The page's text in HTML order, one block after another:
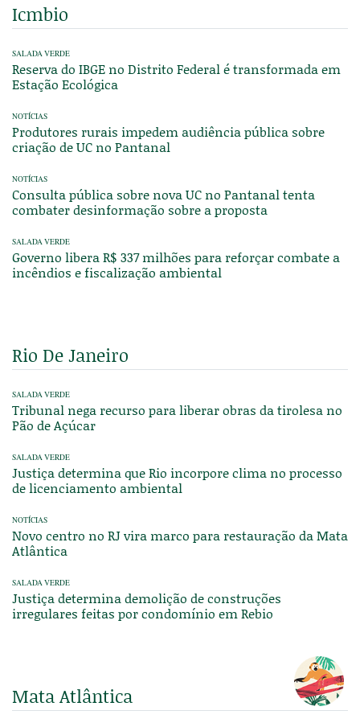
Icmbio
SALADA VERDE
Reserva do IBGE no Distrito Federal é transformada em
Estação Ecológica
NOTÍCIAS
Produtores rurais impedem audiência pública sobre
criação de UC no Pantanal
NOTÍCIAS
Consulta pública sobre nova UC no Pantanal tenta
combater desinformação sobre a proposta
SALADA VERDE
Governo libera R$ 337 milhões para reforçar combate a
incêndios e fiscalização ambiental
Rio De Janeiro
SALADA VERDE
Tribunal nega recurso para liberar obras da tirolesa no
Pão de Açúcar
SALADA VERDE
Justiça determina que Rio incorpore clima no processo
de licenciamento ambiental
NOTÍCIAS
Novo centro no RJ vira marco para restauração da Mata
Atlântica
SALADA VERDE
Justiça determina demolição de construções
irregulares feitas por condomínio em Rebio
Mata Atlântica